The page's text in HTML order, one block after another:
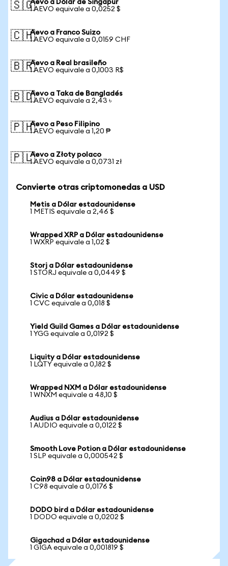
🇸🇬Aevo a Dólar de Singapur
1 AEVO equivale a 0,0252 $
🇨🇭Aevo a Franco Suizo
1 AEVO equivale a 0,0159 CHF
🇧🇷Aevo a Real brasileño
1 AEVO equivale a 0,1003 R$
🇧🇩Aevo a Taka de Bangladés
1 AEVO equivale a 2,43 ৳
🇵🇭Aevo a Peso Filipino
1 AEVO equivale a 1,20 ₱
🇵🇱Aevo a Złoty polaco
1 AEVO equivale a 0,0731 zł
Convierte otras criptomonedas a USD
Metis a Dólar estadounidense
1 METIS equivale a 2,46 $
Wrapped XRP a Dólar estadounidense
1 WXRP equivale a 1,02 $
Storj a Dólar estadounidense
1 STORJ equivale a 0,0449 $
Civic a Dólar estadounidense
1 CVC equivale a 0,018 $
Yield Guild Games a Dólar estadounidense
1 YGG equivale a 0,0192 $
Liquity a Dólar estadounidense
1 LQTY equivale a 0,182 $
Wrapped NXM a Dólar estadounidense
1 WNXM equivale a 48,10 $
Audius a Dólar estadounidense
1 AUDIO equivale a 0,0122 $
Smooth Love Potion a Dólar estadounidense
1 SLP equivale a 0,000542 $
Coin98 a Dólar estadounidense
1 C98 equivale a 0,0176 $
DODO bird a Dólar estadounidense
1 DODO equivale a 0,0202 $
Gigachad a Dólar estadounidense
1 GIGA equivale a 0,001819 $